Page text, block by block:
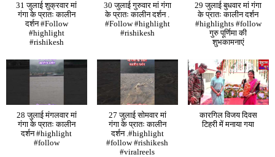
31 जुलाई शुक्रवार मां
गंगा के प्रातः कालीन
दर्शन #Follow
#highlight
#rishikesh
30 जुलाई गुरुवार मां गंगा
के प्रातः कालीन दर्शन .
#Follow #highlight
#rishikesh
29 जुलाई बुधवार मां गंगा
के प्रातः कालीन दर्शन
#highlights #follow
गुरु पूर्णिमा की
शुभकामनाएं
28 जुलाई मंगलवार मां
गंगा के प्रातः कालीन
दर्शन #highlight
#follow
27 जुलाई सोमवार मां
गंगा के प्रातः कालीन
दर्शन .#highlight
#follow #rishikesh
#viralreels
कारगिल विजय दिवस
टिहरी में मनाया गया